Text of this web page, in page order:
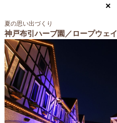
×
夏の思い出づくり
神戸布引ハーブ園／ロープウェイ